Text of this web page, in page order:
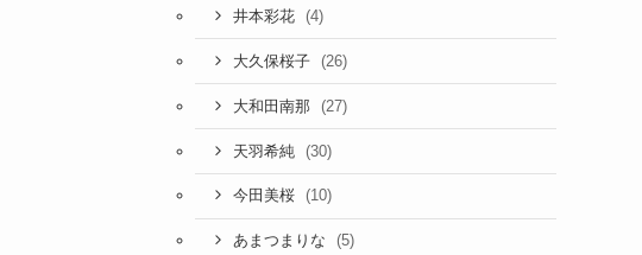
井本彩花 (4)
大久保桜子 (26)
大和田南那 (27)
天羽希純 (30)
今田美桜 (10)
あまつまりな (5)